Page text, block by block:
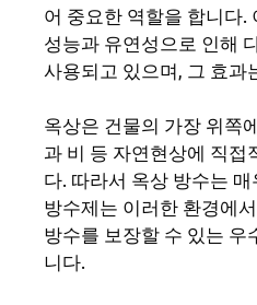
어 중요한 역할을 합니다.
성능과 유연성으로 인해
사용되고 있으며, 그 효과
옥상은 건물의 가장 위쪽
과 비 등 자연현상에 직접
다. 따라서 옥상 방수는
방수제는 이러한 환경에
방수를 보장할 수 있는 우
니다.